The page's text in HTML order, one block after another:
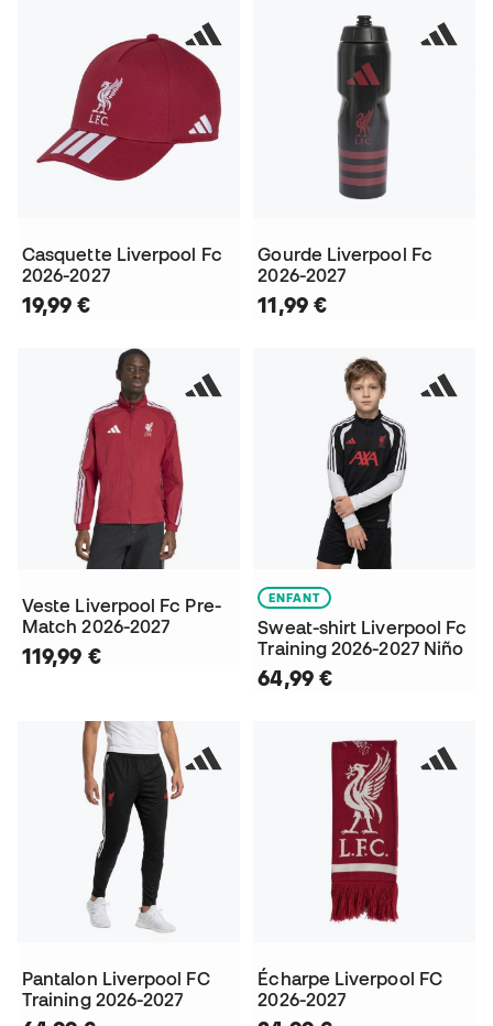
Casquette Liverpool Fc
2026-2027
19,99 €
Gourde Liverpool Fc
2026-2027
11,99 €
Veste Liverpool Fc Pre-
Match 2026-2027
119,99 €
ENFANT
Sweat-shirt Liverpool Fc
Training 2026-2027 Niño
64,99 €
Pantalon Liverpool FC
Training 2026-2027
Écharpe Liverpool FC
2026-2027